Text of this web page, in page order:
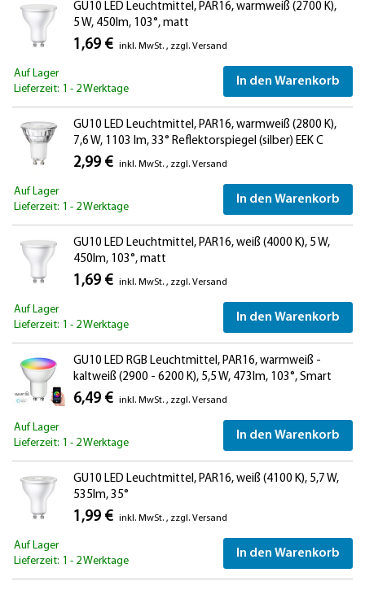
GU10 LED Leuchtmittel, PAR16, warmweiß (2700 K),
5 W, 450lm, 103°, matt
1,69 € inkl. MwSt. , zzgl. Versand
Auf Lager
Lieferzeit: 1 - 2 Werktage
In den Warenkorb
GU10 LED Leuchtmittel, PAR16, warmweiß (2800 K),
7,6 W, 1103 lm, 33° Reflektorspiegel (silber) EEK C
2,99 € inkl. MwSt. , zzgl. Versand
Auf Lager
Lieferzeit: 1 - 2 Werktage
In den Warenkorb
GU10 LED Leuchtmittel, PAR16, weiß (4000 K), 5 W,
450lm, 103°, matt
1,69 € inkl. MwSt. , zzgl. Versand
Auf Lager
Lieferzeit: 1 - 2 Werktage
In den Warenkorb
GU10 LED RGB Leuchtmittel, PAR16, warmweiß -
kaltweiß (2900 - 6200 K), 5,5 W, 473lm, 103°, Smart
Home, WLAN, Alexa, matt
6,49 € inkl. MwSt. , zzgl. Versand
Auf Lager
Lieferzeit: 1 - 2 Werktage
In den Warenkorb
GU10 LED Leuchtmittel, PAR16, weiß (4100 K), 5,7 W,
535lm, 35°
1,99 € inkl. MwSt. , zzgl. Versand
Auf Lager
Lieferzeit: 1 - 2 Werktage
In den Warenkorb